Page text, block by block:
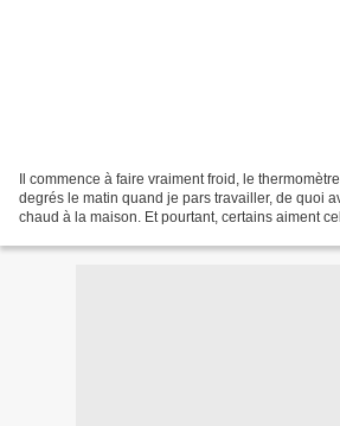
Il commence à faire vraiment froid, le
degrés le matin quand je pars travailler, de quoi
chaud à la maison. Et pourtant, certains aiment